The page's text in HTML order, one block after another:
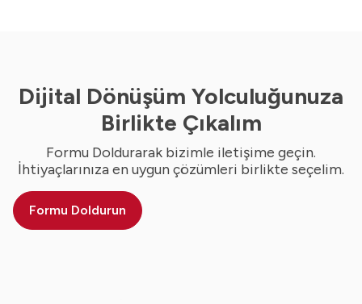
Dijital Dönüşüm Yolculuğunuza
Birlikte Çıkalım
Formu Doldurarak bizimle iletişime geçin.
İhtiyaçlarınıza en uygun çözümleri birlikte seçelim.
Formu Doldurun